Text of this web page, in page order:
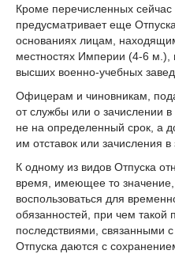
Кроме перечисленных сейчас
предусматривает еще
основаниях лицам,
местностях Империи (4-6 м.),
высших военно-учебных
Офицерам и чиновникам,
от службы или о зачислении
не на определенный срок, а
им отставок или зачисления в
К одному из видов Отпуска
время, имеющее то
воспользоваться для
обязанностей, при чем такой
последствиями, связанными
Отпуска даются с